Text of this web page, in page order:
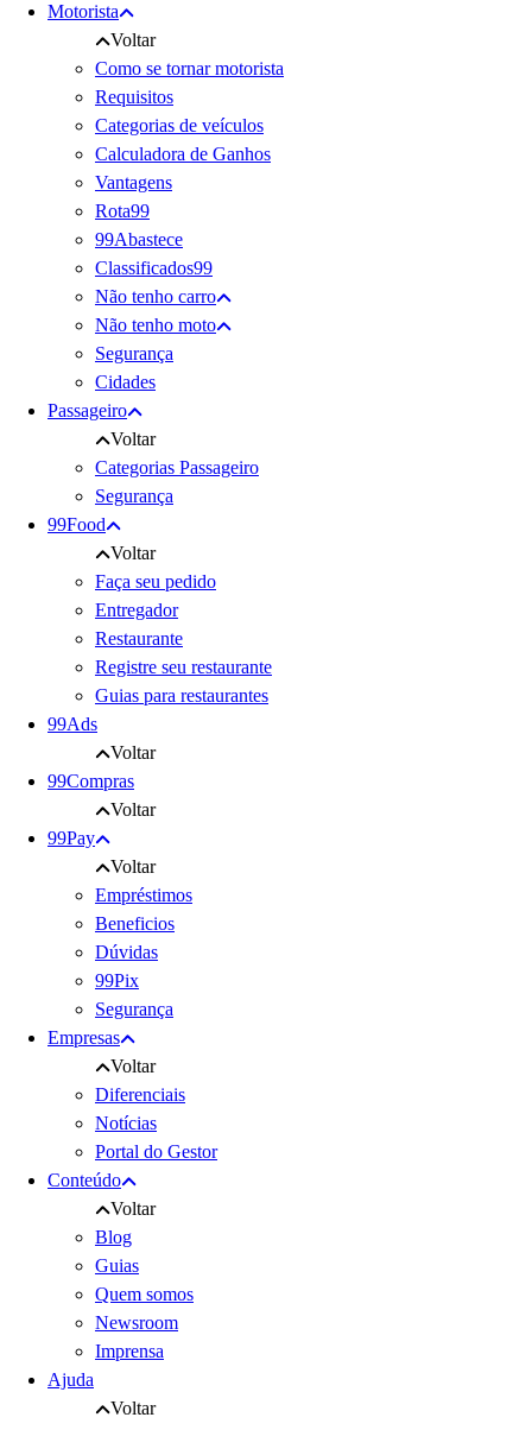
Motorista
Voltar
Como se tornar motorista
Requisitos
Categorias de veículos
Calculadora de Ganhos
Vantagens
Rota99
99Abastece
Classificados99
Não tenho carro
Não tenho moto
Segurança
Cidades
Passageiro
Voltar
Categorias Passageiro
Segurança
99Food
Voltar
Faça seu pedido
Entregador
Restaurante
Registre seu restaurante
Guias para restaurantes
99Ads
Voltar
99Compras
Voltar
99Pay
Voltar
Empréstimos
Beneficios
Dúvidas
99Pix
Segurança
Empresas
Voltar
Diferenciais
Notícias
Portal do Gestor
Conteúdo
Voltar
Blog
Guias
Quem somos
Newsroom
Imprensa
Ajuda
Voltar